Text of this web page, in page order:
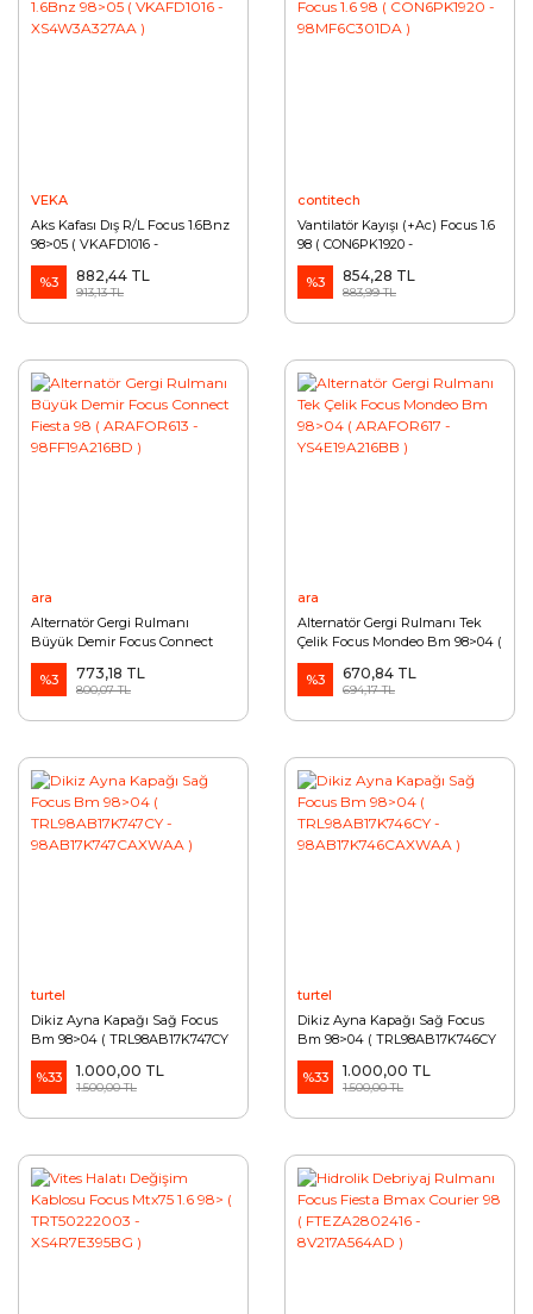
VEKA
Aks Kafası Dış R/L Focus 1.6Bnz
98>05 ( VKAFD1016 -
XS4W3A327AA )
%3
882,44 TL
913,13 TL
contitech
Vantilatör Kayışı (+Ac) Focus 1.6
98 ( CON6PK1920 -
98MF6C301DA )
%3
854,28 TL
883,99 TL
ara
Alternatör Gergi Rulmanı
Büyük Demir Focus Connect
Fiesta 98 ( ARAFOR613 -
98FF19A216BD )
%3 773,18 TL
800,07 TL
ara
Alternatör Gergi Rulmanı Tek
Çelik Focus Mondeo Bm 98>04 (
ARAFOR617 - YS4E19A216BB )
%3
670,84 TL
694,17 TL
turtel
Dikiz Ayna Kapağı Sağ Focus
Bm 98>04 ( TRL98AB17K747CY
- 98AB17K747CAXWAA )
%33
1.000,00 TL
1.500,00 TL
turtel
Dikiz Ayna Kapağı Sağ Focus
Bm 98>04 ( TRL98AB17K746CY
- 98AB17K746CAXWAA )
%33
1.000,00 TL
1.500,00 TL